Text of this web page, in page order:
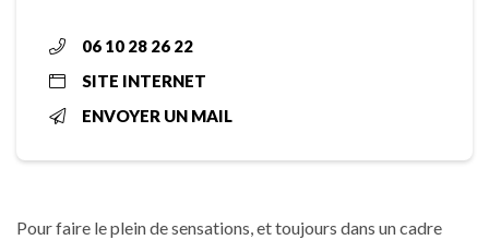
06 10 28 26 22
SITE INTERNET
ENVOYER UN MAIL
Pour faire le plein de sensations, et toujours dans un cadre